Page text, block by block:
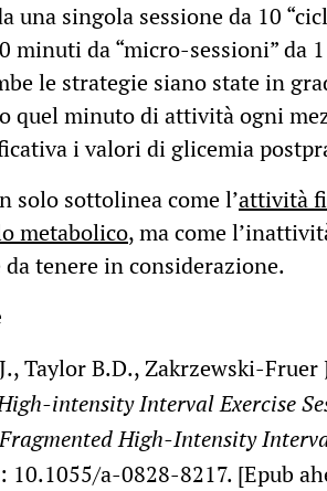
una singola sessione da 10
minuti da “micro-sessioni” da
le strategie siano state in
quel minuto di attività ogni
i valori di glicemia
solo sottolinea come l’attività
metabolico, ma come
tenere in considerazione.
Taylor B.D., Zakrzewski-Fruer
intensity Interval Exercise
High-Intensity
10.1055/a-0828-8217. [Epub